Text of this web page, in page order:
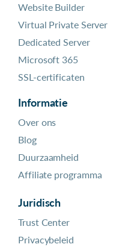
Website Builder
Virtual Private Server
Dedicated Server
Microsoft 365
SSL-certificaten
Informatie
Over ons
Blog
Duurzaamheid
Affiliate programma
Juridisch
Trust Center
Privacybeleid